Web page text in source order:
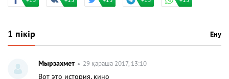
1 пікір Ену
Мырзахмет 29 қараша 2017, 13:10
Вот это история, кино